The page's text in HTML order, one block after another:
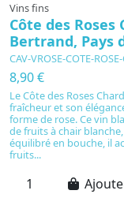
Vins fins
Côte des Roses
Bertrand, Pays
CAV-VROSE-COTE-
8,90 €
Le Côte des Roses
fraîcheur et son
forme de rose. Ce vin
de fruits à chair
équilibré en bouche, il
fruits...